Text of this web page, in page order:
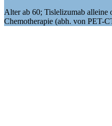
Alter ab 60; Tislelizumab
Chemotherapie (abh. von PET-